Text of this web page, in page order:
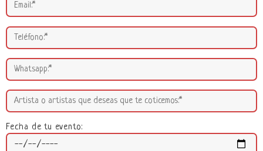
Fecha de tu evento: